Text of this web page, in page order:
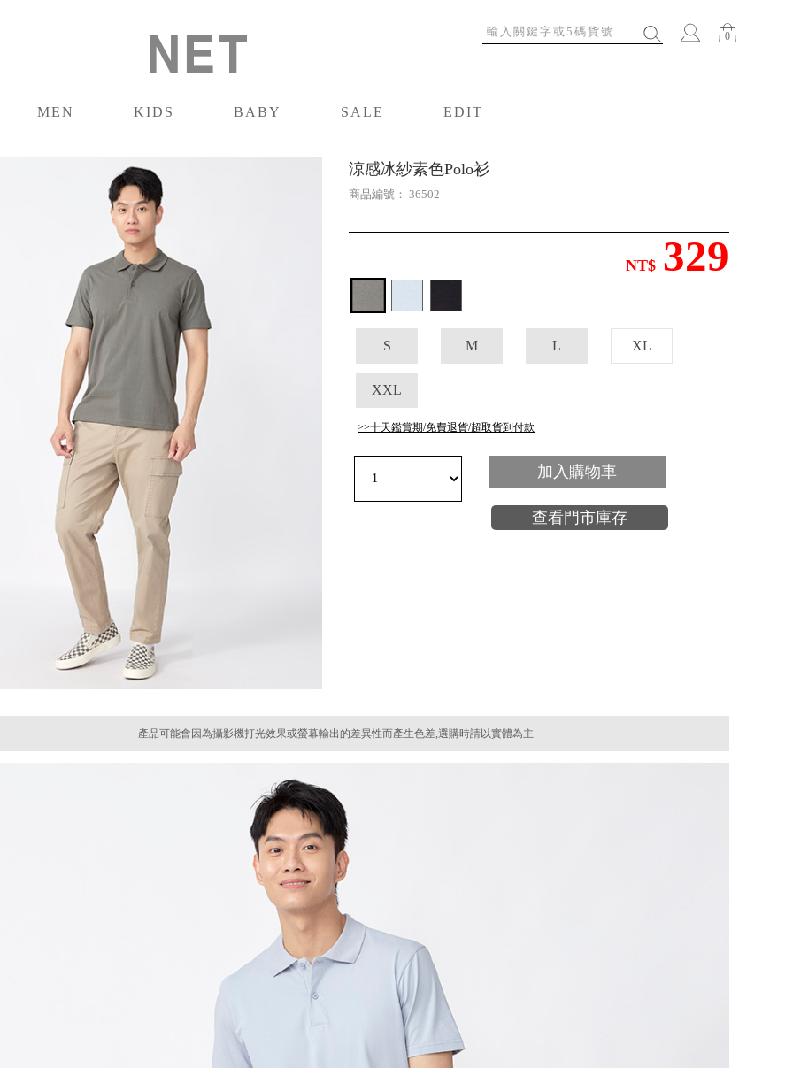
0
MEN
KIDS
BABY
SALE
EDIT
涼感冰紗素色Polo衫
商品編號： 36502
NT$ 329
S M L XL
XXL
>>十天鑑賞期/免費退貨/超取貨到付款
加入購物車
查看門市庫存
產品可能會因為攝影機打光效果或螢幕輸出的差異性而產生色差,選購時請以實體為主